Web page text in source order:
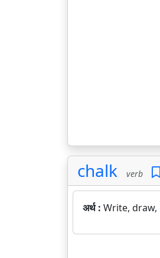
chalk verb
अर्थ : Write,